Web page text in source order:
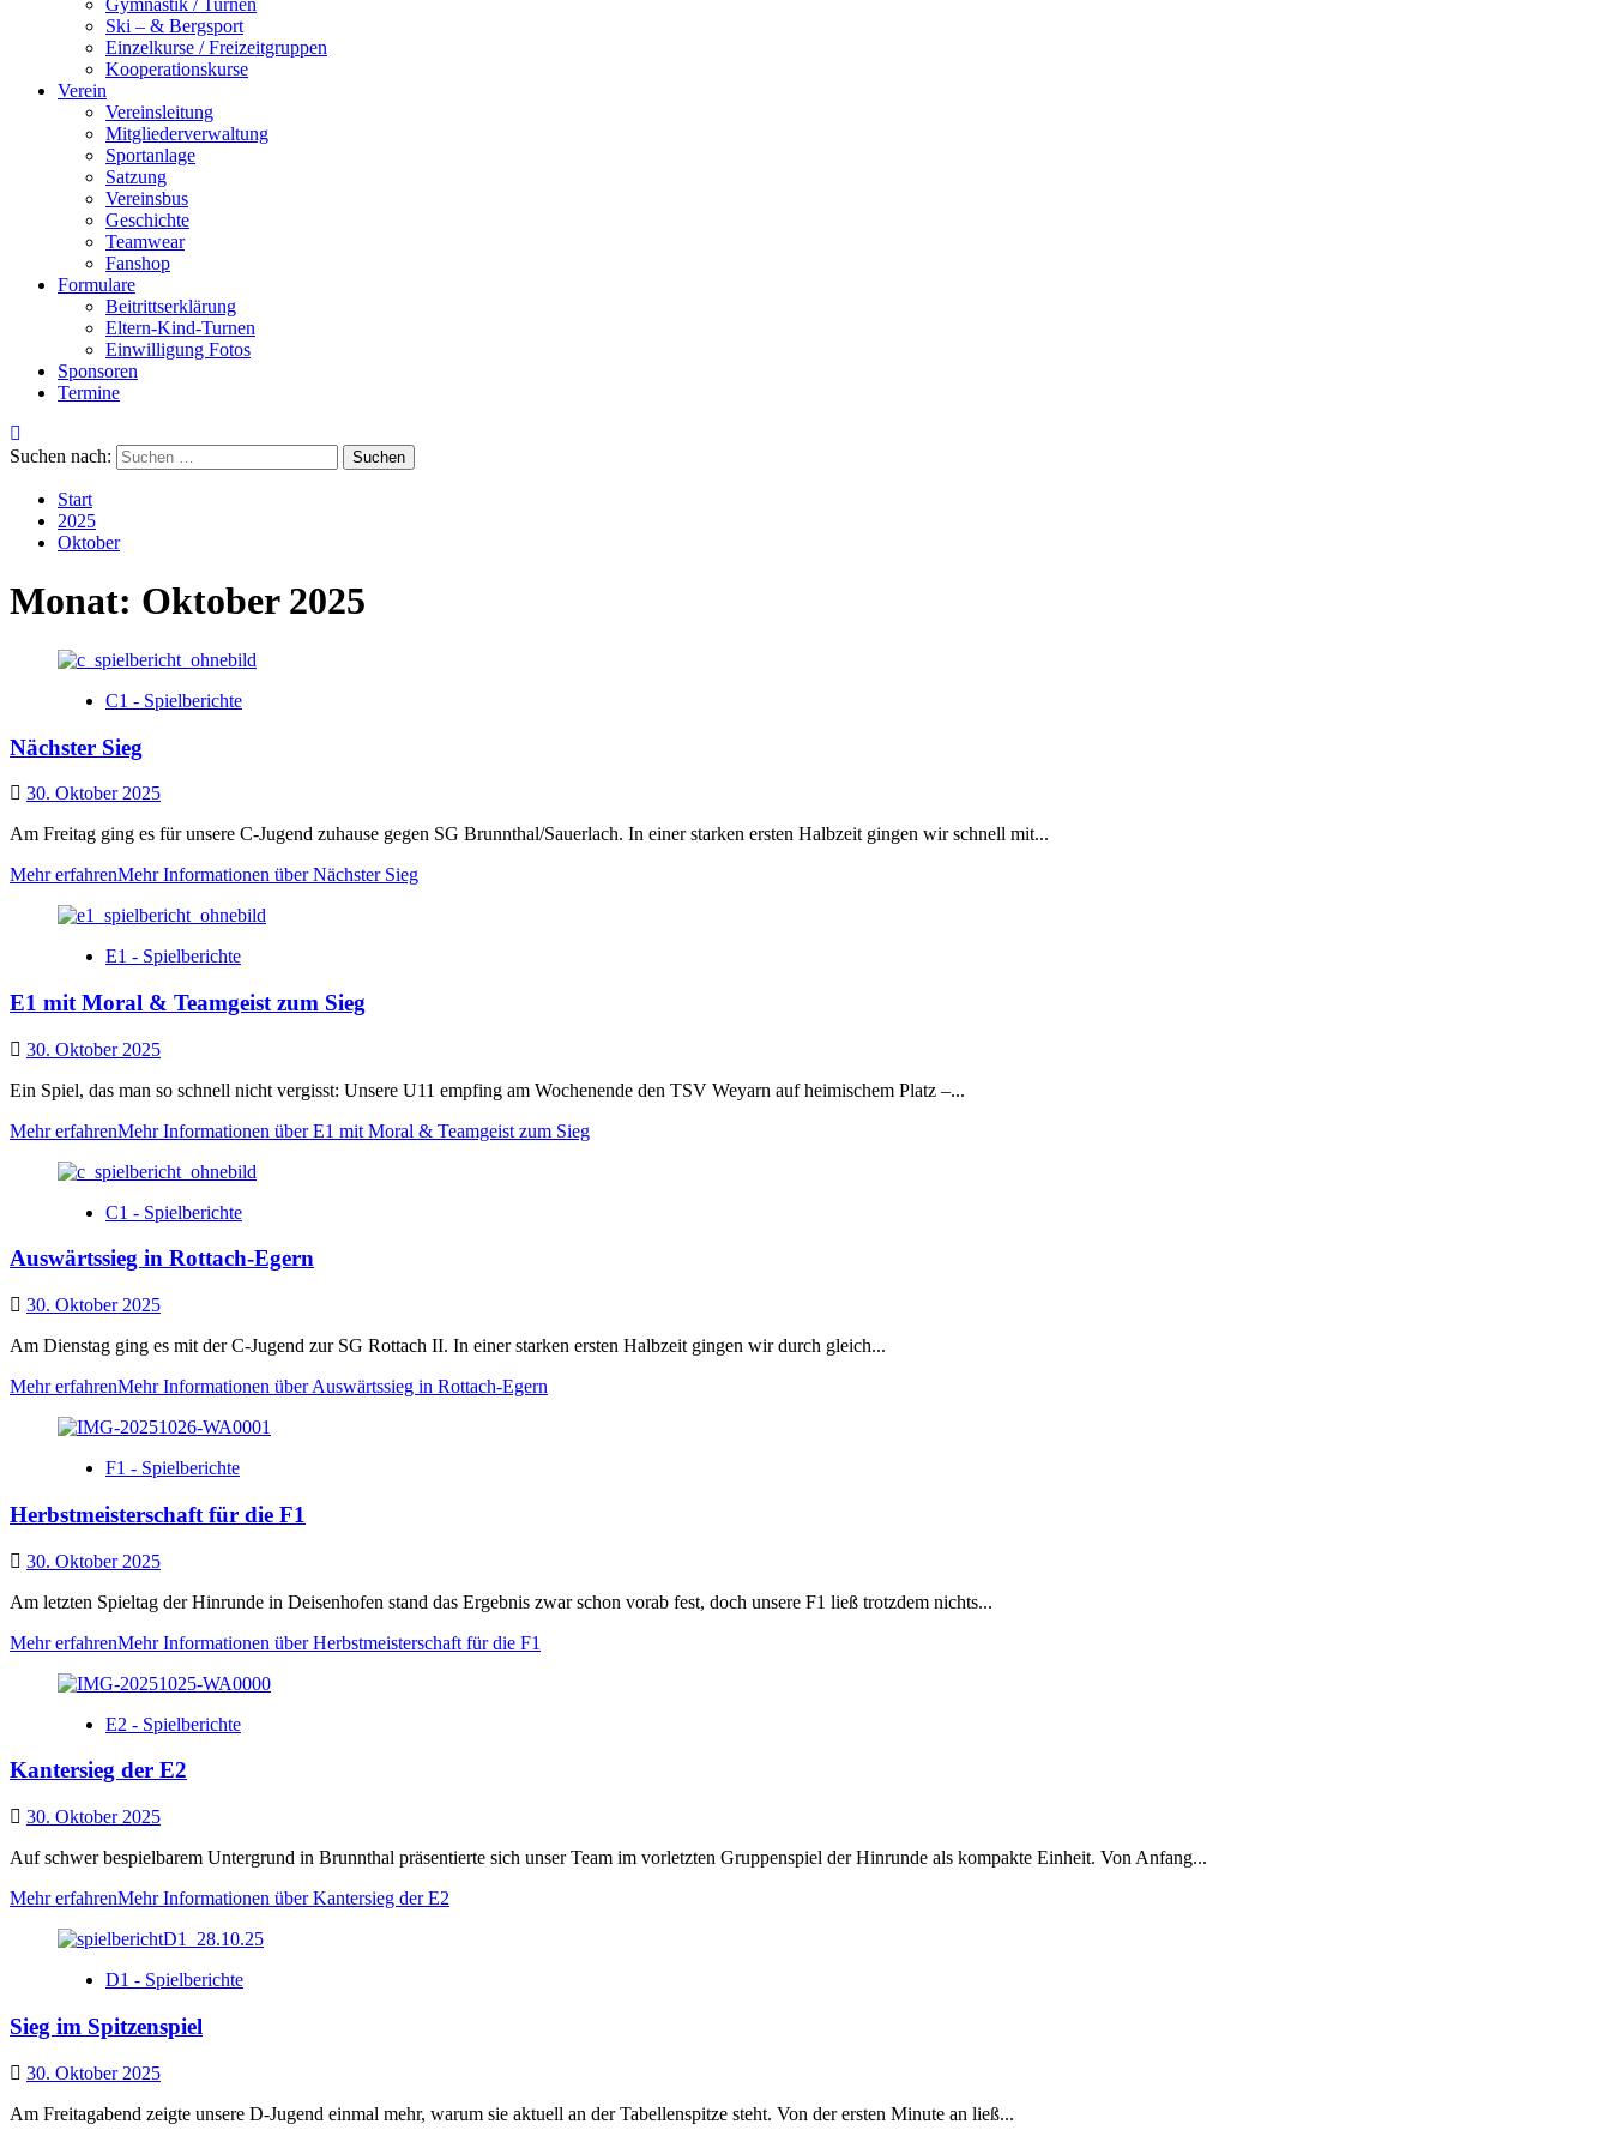
Gymnastik / Turnen
Ski – & Bergsport
Einzelkurse / Freizeitgruppen
Kooperationskurse
Verein
Vereinsleitung
Mitgliederverwaltung
Sportanlage
Satzung
Vereinsbus
Geschichte
Teamwear
Fanshop
Formulare
Beitrittserklärung
Eltern-Kind-Turnen
Einwilligung Fotos
Sponsoren
Termine
Suchen nach:
Start
2025
Oktober
Monat: Oktober 2025
C1 - Spielberichte
Nächster Sieg
30. Oktober 2025
Am Freitag ging es für unsere C-Jugend zuhause gegen SG Brunnthal/Sauerlach. In einer starken ersten Halbzeit gingen wir schnell mit...
Mehr erfahrenMehr Informationen über Nächster Sieg
E1 - Spielberichte
E1 mit Moral & Teamgeist zum Sieg
30. Oktober 2025
Ein Spiel, das man so schnell nicht vergisst: Unsere U11 empfing am Wochenende den TSV Weyarn auf heimischem Platz –...
Mehr erfahrenMehr Informationen über E1 mit Moral & Teamgeist zum Sieg
C1 - Spielberichte
Auswärtssieg in Rottach-Egern
30. Oktober 2025
Am Dienstag ging es mit der C-Jugend zur SG Rottach II. In einer starken ersten Halbzeit gingen wir durch gleich...
Mehr erfahrenMehr Informationen über Auswärtssieg in Rottach-Egern
F1 - Spielberichte
Herbstmeisterschaft für die F1
30. Oktober 2025
Am letzten Spieltag der Hinrunde in Deisenhofen stand das Ergebnis zwar schon vorab fest, doch unsere F1 ließ trotzdem nichts...
Mehr erfahrenMehr Informationen über Herbstmeisterschaft für die F1
E2 - Spielberichte
Kantersieg der E2
30. Oktober 2025
Auf schwer bespielbarem Untergrund in Brunnthal präsentierte sich unser Team im vorletzten Gruppenspiel der Hinrunde als kompakte Einheit. Von Anfang...
Mehr erfahrenMehr Informationen über Kantersieg der E2
D1 - Spielberichte
Sieg im Spitzenspiel
30. Oktober 2025
Am Freitagabend zeigte unsere D‑Jugend einmal mehr, warum sie aktuell an der Tabellenspitze steht. Von der ersten Minute an ließ...